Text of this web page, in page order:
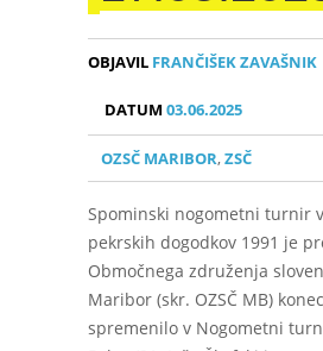
OBJAVIL FRANČIŠEK ZAVAŠNIK
DATUM03.06.2025
OZSČ MARIBOR,ZSČ
Spominski nogometni turnir
pekrskih dogodkov 1991 je
Območnega združenja
Maribor (skr. OZSČ MB)
spremenilo v Nogometni